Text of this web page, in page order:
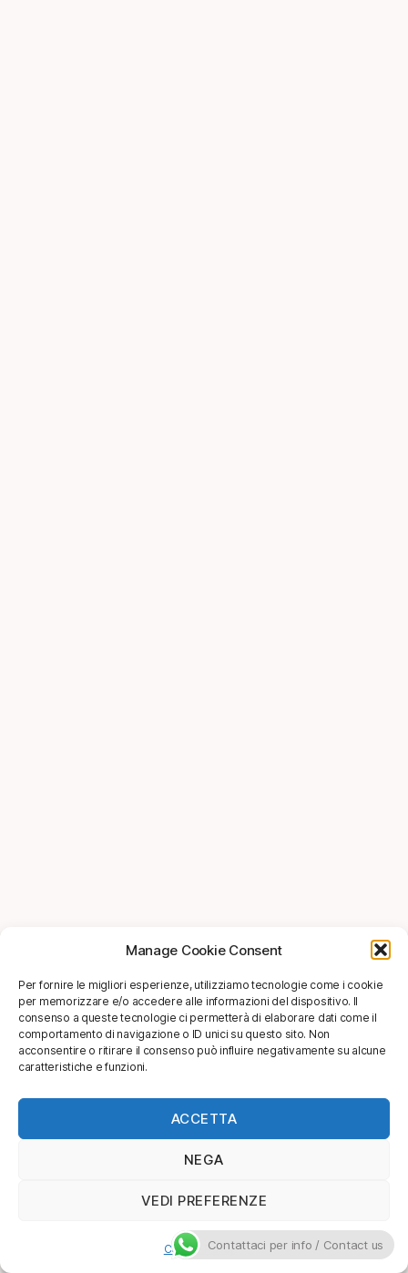
Manage Cookie Consent
Per fornire le migliori esperienze, utilizziamo tecnologie come i cookie
per memorizzare e/o accedere alle informazioni del dispositivo. Il
consenso a queste tecnologie ci permetterà di elaborare dati come il
comportamento di navigazione o ID unici su questo sito. Non
acconsentire o ritirare il consenso può influire negativamente su alcune
caratteristiche e funzioni.
ACCETTA
NEGA
VEDI PREFERENZE
Cookie PolicyContattaci per info / Contact us